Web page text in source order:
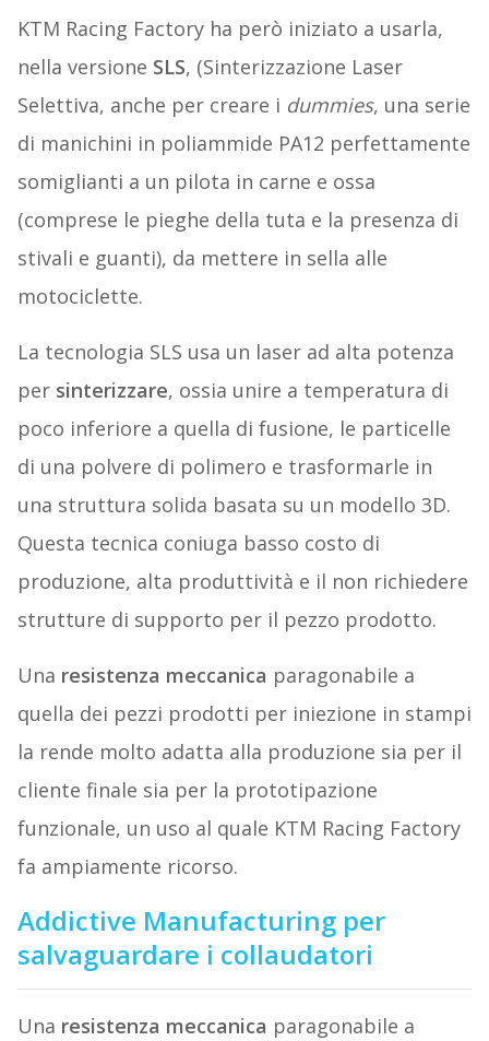
KTM Racing Factory ha però iniziato a usarla,
nella versione SLS, (Sinterizzazione Laser
Selettiva, anche per creare i dummies, una serie
di manichini in poliammide PA12 perfettamente
somiglianti a un pilota in carne e ossa
(comprese le pieghe della tuta e la presenza di
stivali e guanti), da mettere in sella alle
motociclette.
La tecnologia SLS usa un laser ad alta potenza
per sinterizzare, ossia unire a temperatura di
poco inferiore a quella di fusione, le particelle
di una polvere di polimero e trasformarle in
una struttura solida basata su un modello 3D.
Questa tecnica coniuga basso costo di
produzione, alta produttività e il non richiedere
strutture di supporto per il pezzo prodotto.
Una resistenza meccanica paragonabile a
quella dei pezzi prodotti per iniezione in stampi
la rende molto adatta alla produzione sia per il
cliente finale sia per la prototipazione
funzionale, un uso al quale KTM Racing Factory
fa ampiamente ricorso.
Addictive Manufacturing per
salvaguardare i collaudatori
Una resistenza meccanica paragonabile a